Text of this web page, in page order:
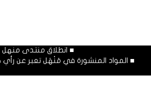
■ انطلاق منتدى منهل الثقافة
■ المواد المنشورة في مَنْهَل تعبر عن